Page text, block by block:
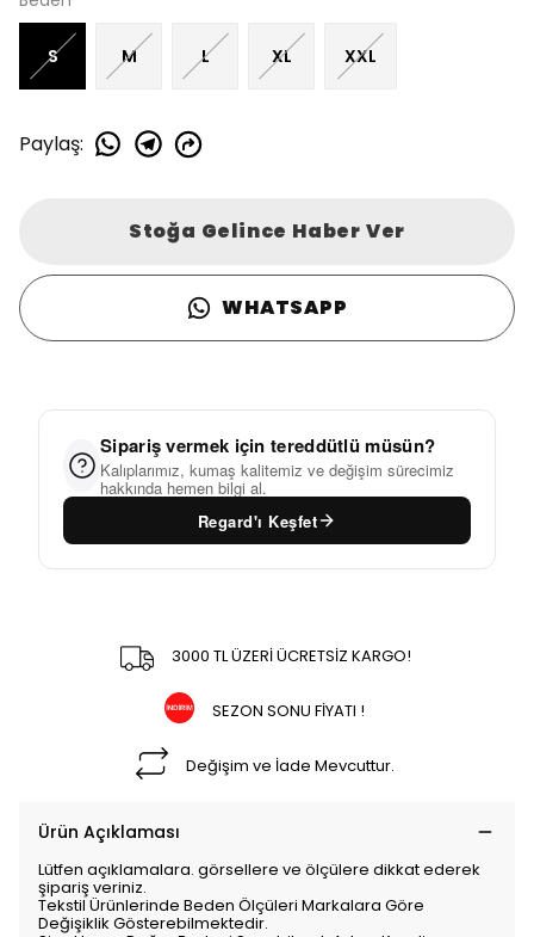
S M L XL XXL
Paylaş:
Stoğa Gelince Haber Ver
WHATSAPP
Sipariş vermek için tereddütlü müsün?
Kalıplarımız, kumaş kalitemiz ve değişim sürecimiz
hakkında hemen bilgi al.
Regard'ı Keşfet
3000 TL ÜZERİ ÜCRETSİZ KARGO!
SEZON SONU FİYATI !
Değişim ve İade Mevcuttur.
Ürün Açıklaması
Lütfen açıklamalara. görsellere ve ölçülere dikkat ederek
şipariş veriniz.
Tekstil Ürünlerinde Beden Ölçüleri Markalara Göre
Değişiklik Gösterebilmektedir.